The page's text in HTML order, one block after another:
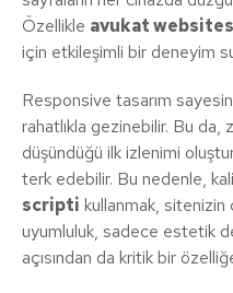
Özellikle avukat
için etkileşimli bir deneyim
Responsive tasarım
rahatlıkla gezinebilir. Bu
düşündüğü ilk izlenimi
terk edebilir. Bu nedenle,
scripti kullanmak, sitenizin
uyumluluk, sadece estetik
açısından da kritik bir